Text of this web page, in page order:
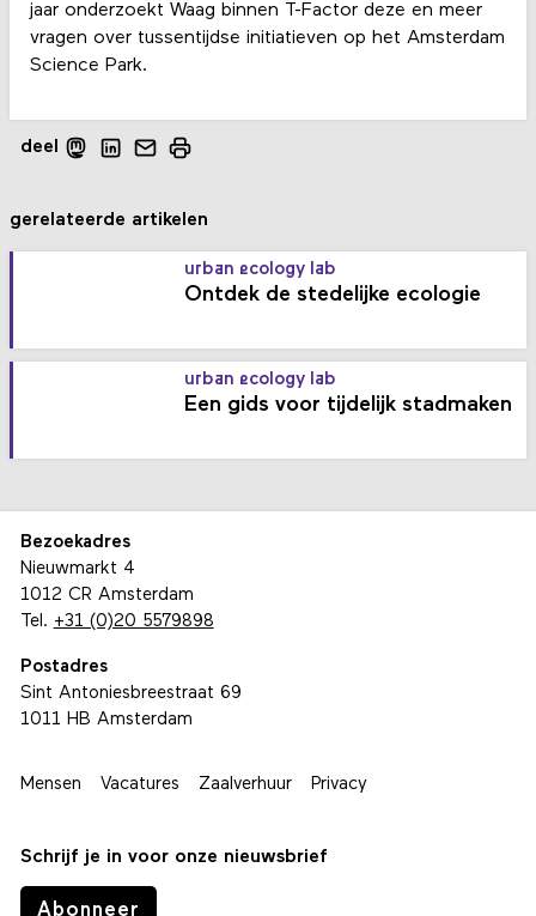
jaar onderzoekt Waag binnen T-Factor deze en meer
vragen over tussentijdse initiatieven op het Amsterdam
Science Park.
deel
gerelateerde artikelen
urban ecology lab
Ontdek de stedelijke ecologie
urban ecology lab
Een gids voor tijdelijk stadmaken
Bezoekadres
Nieuwmarkt 4
1012 CR Amsterdam
Tel. +31 (0)20 5579898
Postadres
Sint Antoniesbreestraat 69
1011 HB Amsterdam
Mensen Vacatures Zaalverhuur Privacy
Schrijf je in voor onze nieuwsbrief
Abonneer